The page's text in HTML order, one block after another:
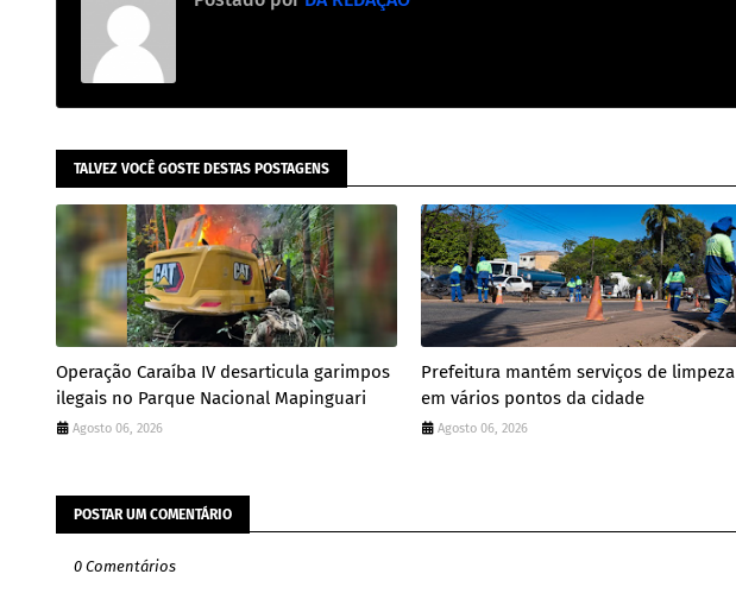
TALVEZ VOCÊ GOSTE DESTAS POSTAGENS
Operação Caraíba IV desarticula garimpos
ilegais no Parque Nacional Mapinguari
Agosto 06, 2026
Prefeitura mantém serviços de limpeza
em vários pontos da cidade
Agosto 06, 2026
POSTAR UM COMENTÁRIO
0 Comentários